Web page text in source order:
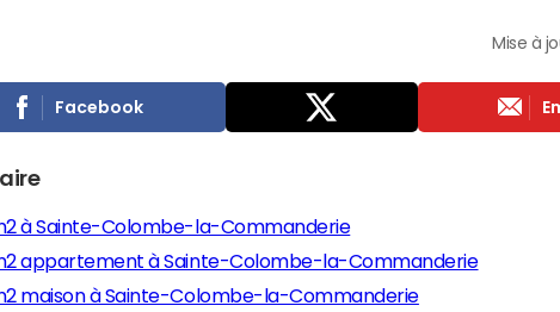
Mise à
Facebook
à Sainte-Colombe-la-Commanderie
appartement à Sainte-Colombe-la-Commanderie
maison à Sainte-Colombe-la-Commanderie